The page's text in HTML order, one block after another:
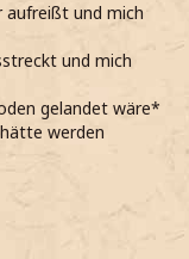
aufreißt und mich
und mich
gelandet wäre*
werden